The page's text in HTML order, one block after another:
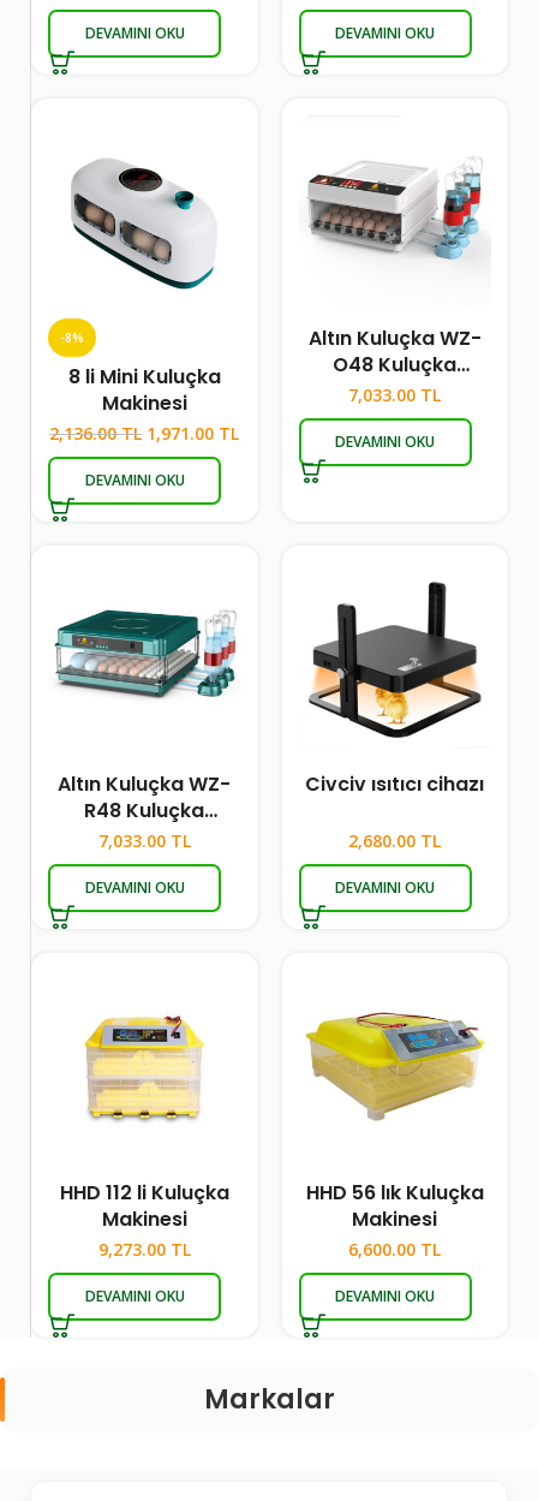
DEVAMINI OKU DEVAMINI OKU
-8%
8 li Mini Kuluçka
Makinesi
2,136.00TL 1,971.00 TL
DEVAMINI OKU
Altın Kuluçka WZ-
O48 Kuluçka
Makinesi
7,033.00 TL
DEVAMINI OKU
Altın Kuluçka WZ-
R48 Kuluçka
Makinesi
7,033.00 TL
DEVAMINI OKU
Civciv ısıtıcı cihazı
2,680.00 TL
DEVAMINI OKU
HHD 112 li Kuluçka
Makinesi
9,273.00 TL
DEVAMINI OKU
HHD 56 lık Kuluçka
Makinesi
6,600.00 TL
DEVAMINI OKU
Markalar